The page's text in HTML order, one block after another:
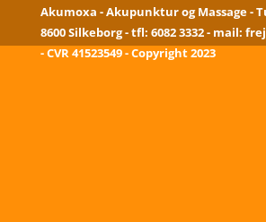
Akumoxa - Akupunktur og Massage -
8600 Silkeborg - tfl: 6082 3332- mail:
- CVR 41523549 - Copyright 2023